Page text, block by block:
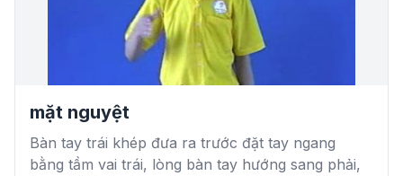
mặt nguyệt
Bàn tay trái khép đưa ra trước đặt tay ngang
bằng tầm vai trái, lòng bàn tay hướng sang phải,